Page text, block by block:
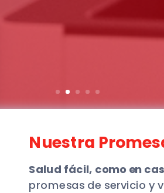
Nuestra
Salud fácil, como en
promesas de servicio y